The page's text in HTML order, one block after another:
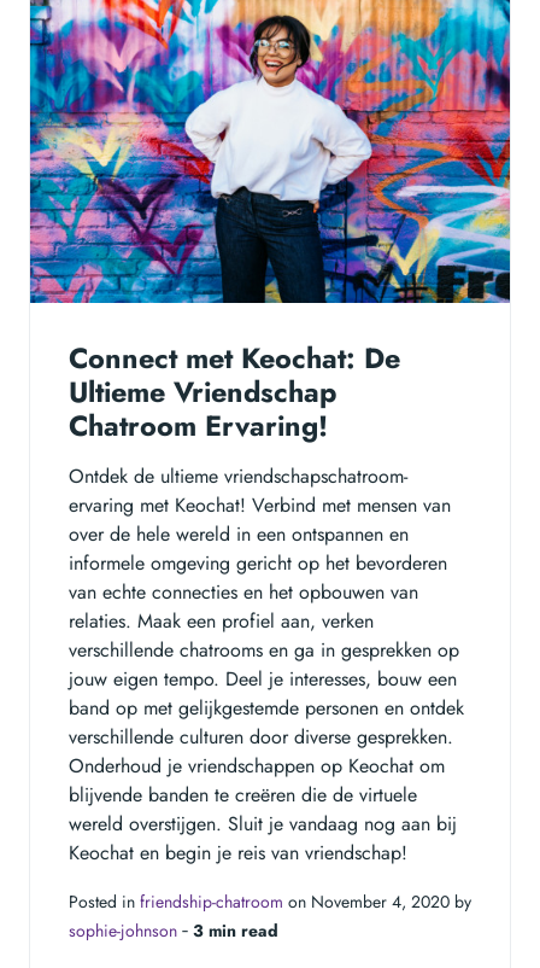
Connect met Keochat: De
Ultieme Vriendschap
Chatroom Ervaring!
Ontdek de ultieme vriendschapschatroom-
ervaring met Keochat! Verbind met mensen van
over de hele wereld in een ontspannen en
informele omgeving gericht op het bevorderen
van echte connecties en het opbouwen van
relaties. Maak een profiel aan, verken
verschillende chatrooms en ga in gesprekken op
jouw eigen tempo. Deel je interesses, bouw een
band op met gelijkgestemde personen en ontdek
verschillende culturen door diverse gesprekken.
Onderhoud je vriendschappen op Keochat om
blijvende banden te creëren die de virtuele
wereld overstijgen. Sluit je vandaag nog aan bij
Keochat en begin je reis van vriendschap!
Posted in friendship-chatroom on November 4, 2020 by
sophie-johnson ‐ 3 min read